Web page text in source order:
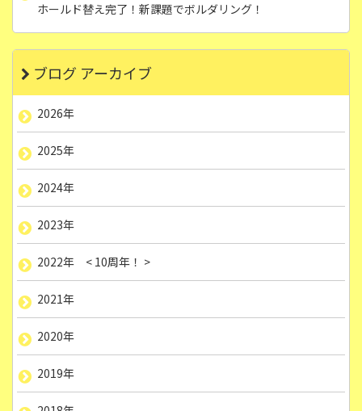
ホールド替え完了！新課題でボルダリング！
ブログ アーカイブ
2026年
2025年
2024年
2023年
2022年 < 10周年！ >
2021年
2020年
2019年